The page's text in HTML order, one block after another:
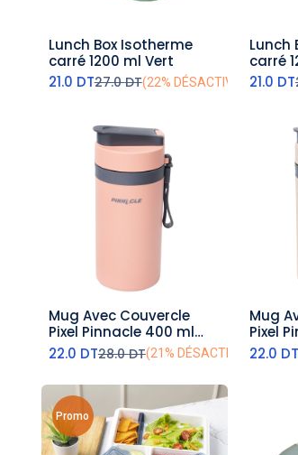
ajouter au panier
Lunch Box Isotherme
carré 1200 ml Vert
21.0 DT27.0DT(22% DÉSACTIVÉ)
Lunch
carré
21.0 DT
ajouter au panier
Mug Avec Couvercle
Pixel Pinnacle 400 ml
Rose
22.0 DT28.0DT(21% DÉSACTIVÉ)
Mug
Pixel
Beige
22.0 DT
Promo